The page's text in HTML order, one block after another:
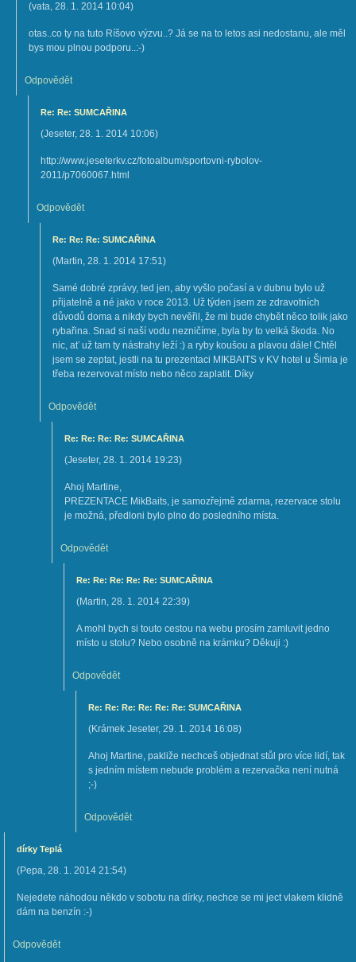
(vata, 28. 1. 2014 10:04)
otas..co ty na tuto Ríšovo výzvu..? Já se na to letos asi nedostanu, ale měl
bys mou plnou podporu..:-)
Odpovědět
Re: Re: SUMCAŘINA
(Jeseter, 28. 1. 2014 10:06)
http://www.jeseterkv.cz/fotoalbum/sportovni-rybolov-
2011/p7060067.html
Odpovědět
Re: Re: Re: SUMCAŘINA
(Martin, 28. 1. 2014 17:51)
Samé dobré zprávy, ted jen, aby vyšlo počasí a v dubnu bylo už
přijatelně a né jako v roce 2013. Už týden jsem ze zdravotních
důvodů doma a nikdy bych nevěřil, že mi bude chybět něco tolik jako
rybařina. Snad si naší vodu nezničíme, byla by to velká škoda. No
nic, ať už tam ty nástrahy leží :) a ryby koušou a plavou dále! Chtěl
jsem se zeptat, jestli na tu prezentaci MIKBAITS v KV hotel u Šimla je
třeba rezervovat místo nebo něco zaplatit. Díky
Odpovědět
Re: Re: Re: Re: SUMCAŘINA
(Jeseter, 28. 1. 2014 19:23)
Ahoj Martine,
PREZENTACE MikBaits, je samozřejmě zdarma, rezervace stolu
je možná, předloni bylo plno do posledního místa.
Odpovědět
Re: Re: Re: Re: Re: SUMCAŘINA
(Martin, 28. 1. 2014 22:39)
A mohl bych si touto cestou na webu prosím zamluvit jedno
místo u stolu? Nebo osobně na krámku? Děkuji :)
Odpovědět
Re: Re: Re: Re: Re: Re: SUMCAŘINA
(Krámek Jeseter, 29. 1. 2014 16:08)
Ahoj Martine, pakliže nechceš objednat stůl pro více lidí, tak
s jedním místem nebude problém a rezervačka není nutná
;-)
Odpovědět
dírky Teplá
(Pepa, 28. 1. 2014 21:54)
Nejedete náhodou někdo v sobotu na dírky, nechce se mi ject vlakem klidně
dám na benzín :-)
Odpovědět